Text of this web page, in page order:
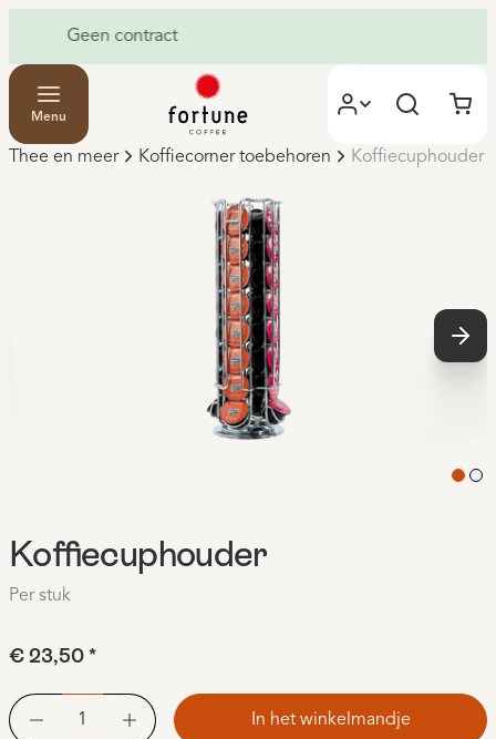
60 maanden gratis service & onderhoud
Menu
Thee en meer Koffiecorner toebehoren Koffiecuphouder
Koffiecuphouder
Per stuk
€ 23,50*
In het winkelmandje